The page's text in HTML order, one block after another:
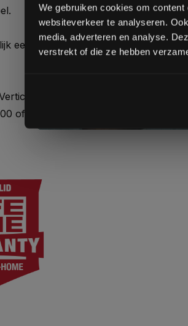
We gebruiken cookies om
websiteverkeer te analyseren.
media, adverteren en analyse.
verstrekt of die ze hebben
een combinatie van een vertical knee
Knee Raise kan alleen gebruikt
of Fusion 600 Homegym.